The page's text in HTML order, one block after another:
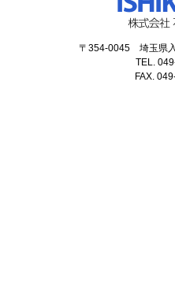
〒354-0045 埼玉県
TEL.
FAX.